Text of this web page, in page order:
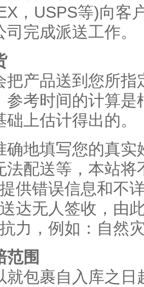
，USPS等)向客
司完成派送工作。
把产品送到您所
参考时间的计算
上估计得出的。
确地填写您的真
法配送等，本站
供错误信息和不
达无人签收，由
力，例如：自然
范围
就包裹自入库之